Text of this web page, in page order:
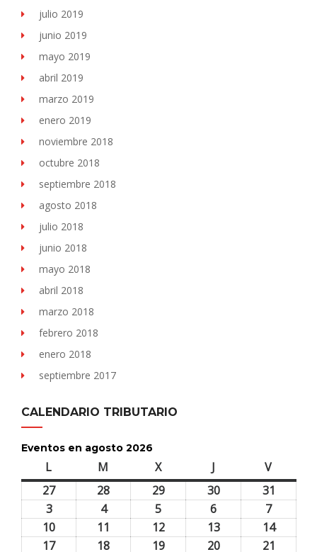
julio 2019
junio 2019
mayo 2019
abril 2019
marzo 2019
enero 2019
noviembre 2018
octubre 2018
septiembre 2018
agosto 2018
julio 2018
junio 2018
mayo 2018
abril 2018
marzo 2018
febrero 2018
enero 2018
septiembre 2017
CALENDARIO TRIBUTARIO
Eventos en agosto 2026
L M Xmiércoles J Vviernes
2727
28 2929
2026
3030
2026
31
2026
33
agosto,
2026
44
agosto,
2026
5
agosto,
2026
6
agosto,
2026
77
agosto,
2026
10
agosto,
11 1212
agosto,
1313
agosto,
1414
1717 18 1919 2020 21